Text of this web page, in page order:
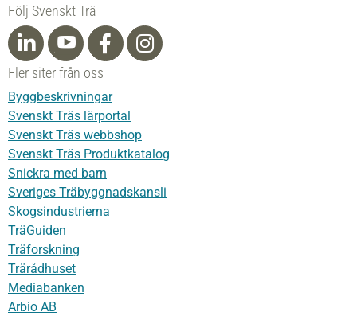
Följ Svenskt Trä
Fler siter från oss
Byggbeskrivningar
Svenskt Träs lärportal
Svenskt Träs webbshop
Svenskt Träs Produktkatalog
Snickra med barn
Sveriges Träbyggnadskansli
Skogsindustrierna
TräGuiden
Träforskning
Trärådhuset
Mediabanken
Arbio AB